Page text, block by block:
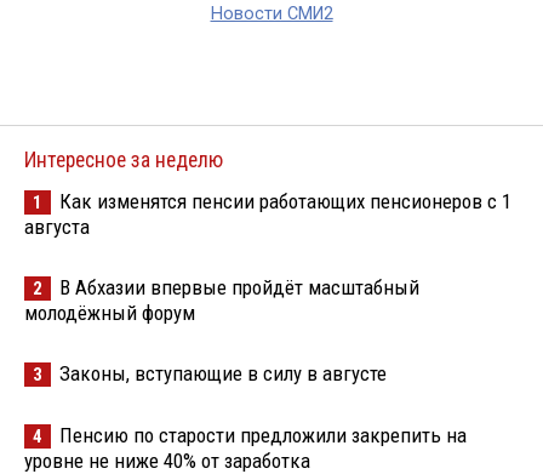
Новости СМИ2
Интересное за неделю
1
Как изменятся пенсии работающих пенсионеров с 1
августа
2
В Абхазии впервые пройдёт масштабный
молодёжный форум
3 Законы, вступающие в силу в августе
4
Пенсию по старости предложили закрепить на
уровне не ниже 40% от заработка